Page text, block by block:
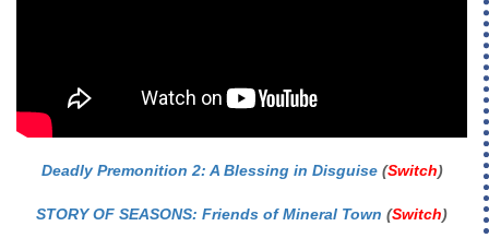
Deadly Premonition 2: A Blessing in Disguise(Switch)
STORY OF SEASONS: Friends of Mineral Town (Switch)